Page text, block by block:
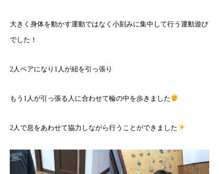
大きく身体を動かす運動ではなく小刻みに集中して行う運動遊び
でした！
2人ペアになり1人が紐を引っ張り
もう1人が引っ張る人に合わせて輪の中を歩きました
2人で息をあわせて協力しながら行うことができました